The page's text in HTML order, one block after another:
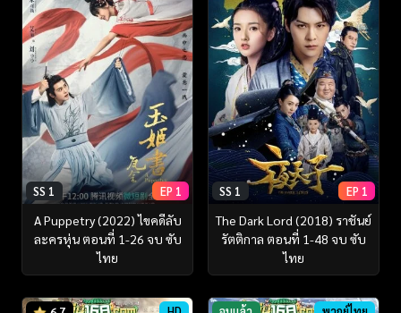
SS 1 EP 1
A Puppetry (2022) ไขคดีลับ
ละครหุ่น ตอนที่ 1-26 จบ ซับ
ไทย
SS 1 EP 1
The Dark Lord (2018) ราชันย์
รัตติกาล ตอนที่ 1-48 จบ ซับ
ไทย